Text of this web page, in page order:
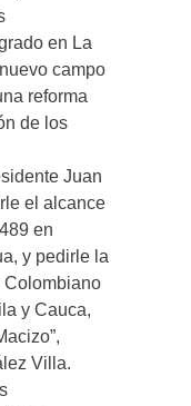
en La
campo
reforma
de los
Juan
el alcance
en
y pedirle la
Colombiano
y Cauca,
Villa.